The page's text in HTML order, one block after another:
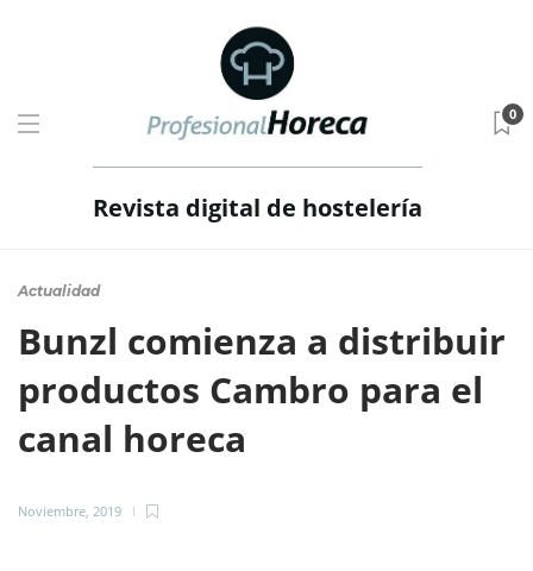
Revista digital de hostelería
0
Actualidad
Bunzl comienza a distribuir
productos Cambro para el
canal horeca
Noviembre, 2019